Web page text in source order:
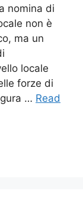
nomina di
non è
ma un
locale
forze di
… Read